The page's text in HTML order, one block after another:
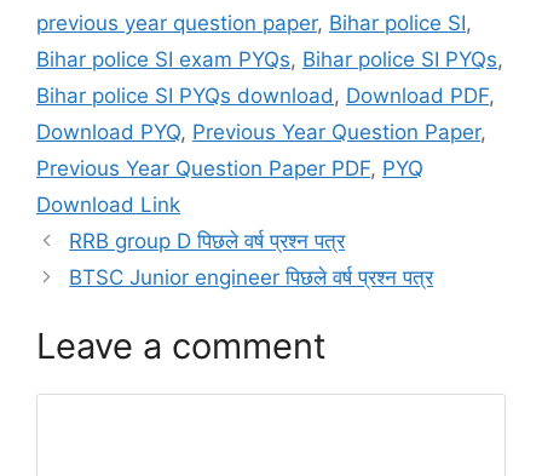
previous year question paper, Bihar police SI,
Bihar police SI exam PYQs, Bihar police SI PYQs,
Bihar police SI PYQs download , Download PDF,
Download PYQ, Previous Year Question Paper,
Previous Year Question Paper PDF, PYQ
Download Link
RRB group D पिछले वर्ष प्रश्न पत्र
BTSC Junior engineer पिछले वर्ष प्रश्न पत्र
Leave a comment